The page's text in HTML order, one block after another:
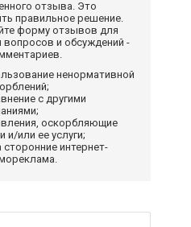
отзыва. Это
правильное решение.
форму отзывов для
вопросов и обсуждений -
ненормативной
с другими
оскорбляющие
и/или ее услуги;
интернет-